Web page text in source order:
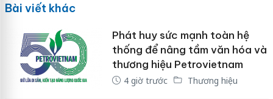
Bài viết khác
Phát huy sức mạnh toàn hệ
thống để nâng tầm văn hóa và
thương hiệu Petrovietnam
4 giờ trước Thương hiệu